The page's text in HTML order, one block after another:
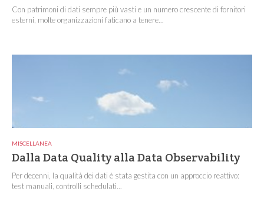
Con patrimoni di dati sempre più vasti e un numero crescente di fornitori
esterni, molte organizzazioni faticano a tenere...
MISCELLANEA
Dalla Data Quality alla Data Observability
Per decenni, la qualità dei dati è stata gestita con un approccio reattivo:
test manuali, controlli schedulati...